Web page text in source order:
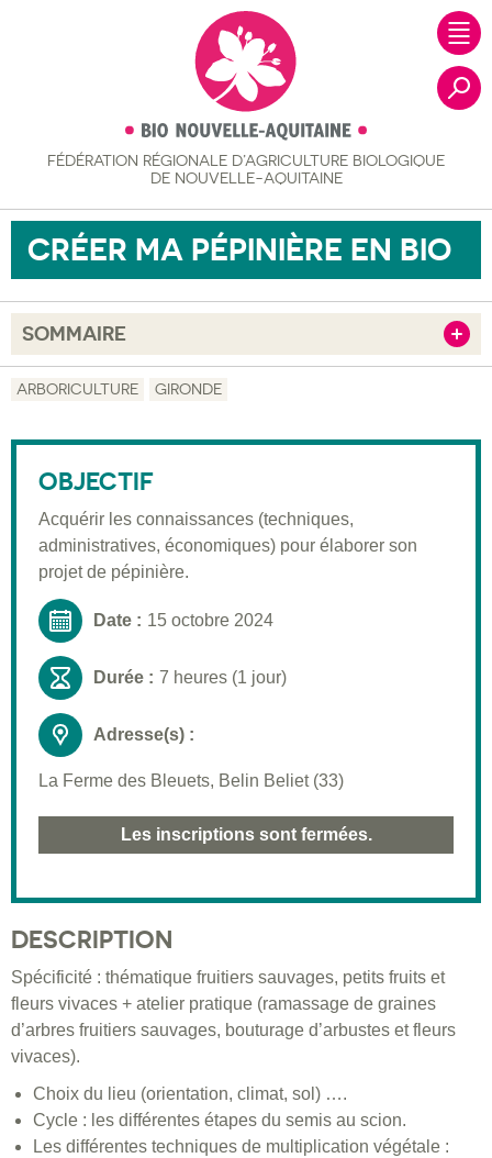
FÉDÉRATION RÉGIONALE D’AGRICULTURE BIOLOGIQUE
DE NOUVELLE-AQUITAINE
CRÉER MA PÉPINIÈRE EN BIO
SOMMAIRE
Pré-requis
Validation
Informations pratiques
ARBORICULTURE GIRONDE
OBJECTIF
Acquérir les connaissances (techniques,
administratives, économiques) pour élaborer son
projet de pépinière.
Date : 15 octobre 2024
Durée : 7 heures (1 jour)
Adresse(s) :
La Ferme des Bleuets, Belin Beliet (33)
Les inscriptions sont fermées.
DESCRIPTION
Spécificité : thématique fruitiers sauvages, petits fruits et
fleurs vivaces + atelier pratique (ramassage de graines
d’arbres fruitiers sauvages, bouturage d’arbustes et fleurs
vivaces).
Choix du lieu (orientation, climat, sol) ….
Cycle : les différentes étapes du semis au scion.
Les différentes techniques de multiplication végétale :